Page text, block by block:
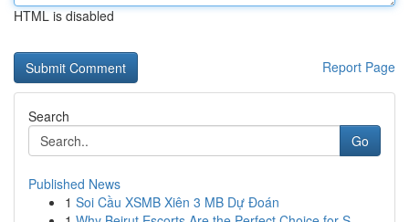
HTML is disabled
Report Page
Search
Go
Published News
1 Soi Cầu XSMB Xiên 3 MB Dự Đoán